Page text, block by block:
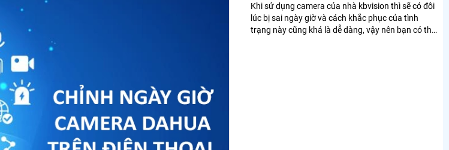
Khi sử dụng camera của nhà kbvision thì sẽ có đôi
lúc bị sai ngày giờ và cách khắc phục của tình
trạng này cũng khá là dễ dàng, vậy nên bạn có thể